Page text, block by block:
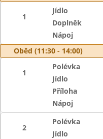
1
Jídlo
Doplněk
Nápoj
Oběd (11:30 - 14:00)
1
Polévka
Jídlo
Příloha
Nápoj
2
Polévka
Jídlo